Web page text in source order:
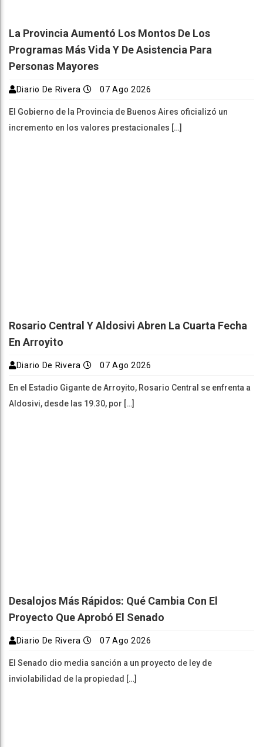
La Provincia Aumentó Los Montos De Los
Programas Más Vida Y De Asistencia Para
Personas Mayores
Diario De Rivera 07 Ago 2026
El Gobierno de la Provincia de Buenos Aires oficializó un
incremento en los valores prestacionales […]
Rosario Central Y Aldosivi Abren La Cuarta Fecha
En Arroyito
Diario De Rivera 07 Ago 2026
En el Estadio Gigante de Arroyito, Rosario Central se enfrenta a
Aldosivi, desde las 19.30, por […]
Desalojos Más Rápidos: Qué Cambia Con El
Proyecto Que Aprobó El Senado
Diario De Rivera 07 Ago 2026
El Senado dio media sanción a un proyecto de ley de
inviolabilidad de la propiedad […]